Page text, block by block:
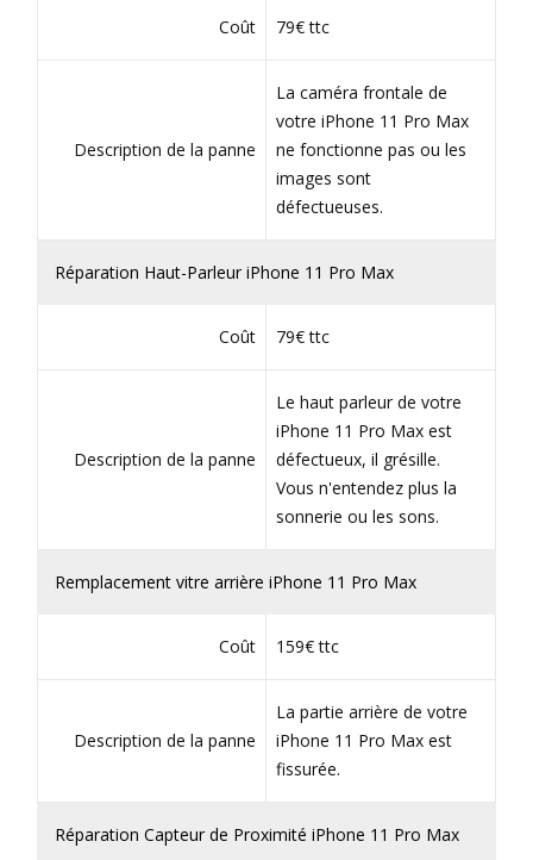
Coût 79€ ttc
Description de la panne
La caméra frontale de
votre iPhone 11 Pro Max
ne fonctionne pas ou les
images sont
défectueuses.
Réparation Haut-Parleur iPhone 11 Pro Max
Coût 79€ ttc
Description de la panne
Le haut parleur de votre
iPhone 11 Pro Max est
défectueux, il grésille.
Vous n'entendez plus la
sonnerie ou les sons.
Remplacement vitre arrière iPhone 11 Pro Max
Coût 159€ ttc
Description de la panne
La partie arrière de votre
iPhone 11 Pro Max est
fissurée.
Réparation Capteur de Proximité iPhone 11 Pro Max